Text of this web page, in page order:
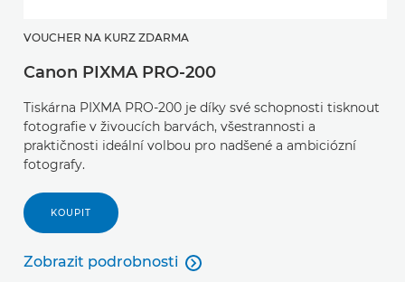
VOUCHER NA KURZ ZDARMA
Canon PIXMA PRO-200
Tiskárna PIXMA PRO-200 je díky své schopnosti tisknout
fotografie v živoucích barvách, všestrannosti a
praktičnosti ideální volbou pro nadšené a ambiciózní
fotografy.
KOUPIT
Zobrazit podrobnosti
Zobrazit podrobnosti
